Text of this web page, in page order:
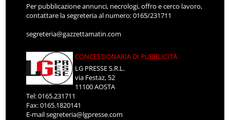
Per pubblicazione annunci, necrologi, offro e cerco lavoro,
contattare la segreteria al numero: 0165/231711
segreteria@gazzettamatin.com
CONCESSIONARIA DI PUBBLICITÀ
LG PRESSE S.R.L.
via Festaz, 52
11100 AOSTA
Tel: 0165.231711
Fax: 0165.1820141
E-mailsegreteria@lgpresse.com